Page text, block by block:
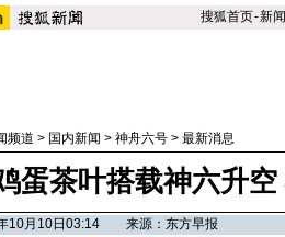
搜狐首页-新闻
频道 > 国内新闻 > 神舟六号 > 最新消息
蛋茶叶搭载神六升
10月10日03:14 来源：东方早报